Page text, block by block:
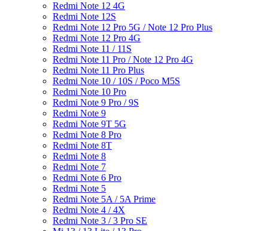
Redmi Note 12 4G
Redmi Note 12S
Redmi Note 12 Pro 5G / Note 12 Pro Plus
Redmi Note 12 Pro 4G
Redmi Note 11 / 11S
Redmi Note 11 Pro / Note 12 Pro 4G
Redmi Note 11 Pro Plus
Redmi Note 10 / 10S / Poco M5S
Redmi Note 10 Pro
Redmi Note 9 Pro / 9S
Redmi Note 9
Redmi Note 9T 5G
Redmi Note 8 Pro
Redmi Note 8T
Redmi Note 8
Redmi Note 7
Redmi Note 6 Pro
Redmi Note 5
Redmi Note 5A / 5A Prime
Redmi Note 4 / 4X
Redmi Note 3 / 3 Pro SE